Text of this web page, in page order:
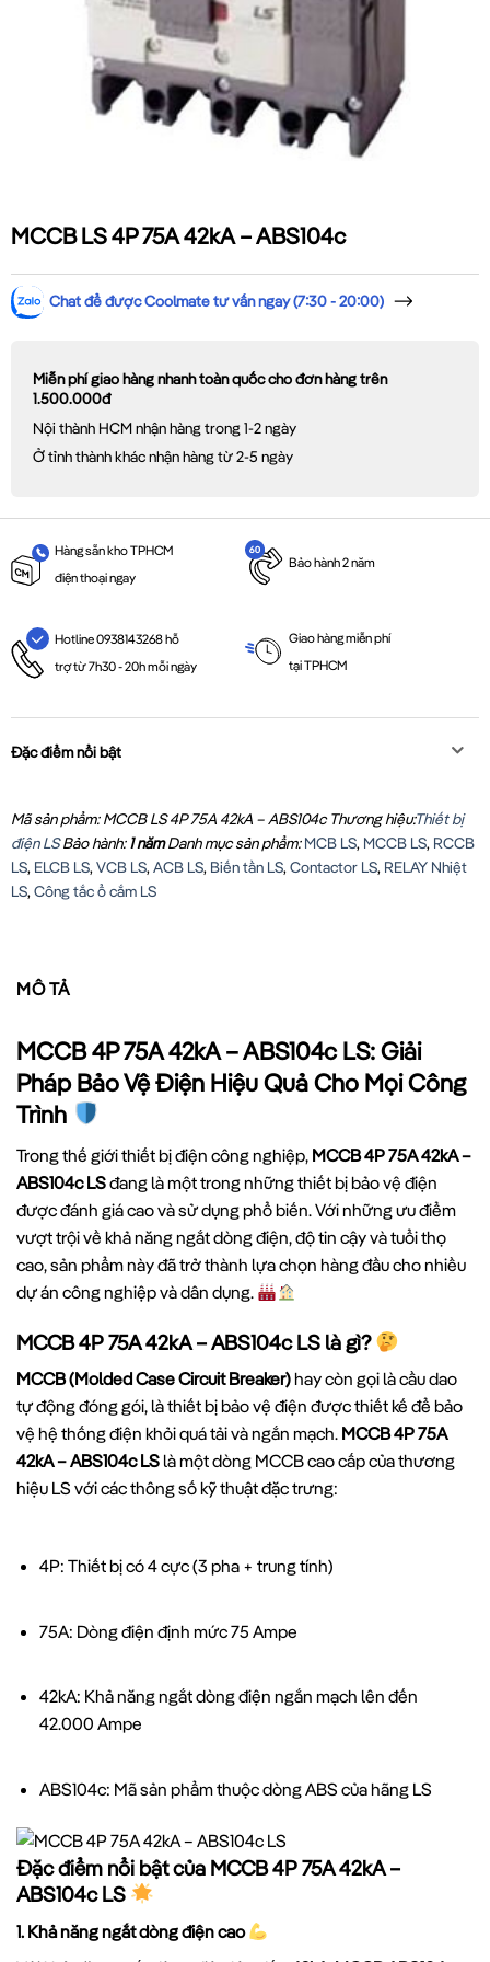
MCCB LS 4P 75A 42kA – ABS104c
Chat để được Coolmate tư vấn ngay (7:30 - 20:00)
Miễn phí giao hàng nhanh toàn quốc cho đơn hàng trên
1.500.000đ
Nội thành HCM nhận hàng trong 1-2 ngày
Ở tỉnh thành khác nhận hàng từ 2-5 ngày
Hàng sẵn kho TPHCM
điện thoại ngay
Bảo hành 2 năm
Hotline 0938143268 hỗ
trợ từ 7h30 - 20h mỗi ngày
Giao hàng miễn phí
tại TPHCM
Đặc điểm nổi bật
Mã sản phẩm: MCCB LS 4P 75A 42kA – ABS104cThương hiệu:Thiết bị
điện LS Bảo hành:1 nămDanh mục sản phẩm:MCB LS, MCCB LS, RCCB
LS, ELCB LS,VCB LS,ACB LS, Biến tần LS,Contactor LS, RELAY Nhiệt
LS,Công tắc ổ cắm LS
MÔ TẢ
MCCB 4P 75A 42kA – ABS104c LS: Giải
Pháp Bảo Vệ Điện Hiệu Quả Cho Mọi Công
Trình
Trong thế giới thiết bị điện công nghiệp, MCCB 4P 75A 42kA –
ABS104c LSđang là một trong những thiết bị bảo vệ điện
được đánh giá cao và sử dụng phổ biến. Với những ưu điểm
vượt trội về khả năng ngắt dòng điện, độ tin cậy và tuổi thọ
cao, sản phẩm này đã trở thành lựa chọn hàng đầu cho nhiều
dự án công nghiệp và dân dụng.
MCCB 4P 75A 42kA – ABS104c LS là gì?
MCCB (Molded Case Circuit Breaker)hay còn gọi là cầu dao
tự động đóng gói, là thiết bị bảo vệ điện được thiết kế để bảo
vệ hệ thống điện khỏi quá tải và ngắn mạch. MCCB 4P 75A
42kA – ABS104c LS là một dòng MCCB cao cấp của thương
hiệu LS với các thông số kỹ thuật đặc trưng:
4P: Thiết bị có 4 cực (3 pha + trung tính)
75A: Dòng điện định mức 75 Ampe
42kA: Khả năng ngắt dòng điện ngắn mạch lên đến
42.000 Ampe
ABS104c: Mã sản phẩm thuộc dòng ABS của hãng LS
Đặc điểm nổi bật của MCCB 4P 75A 42kA –
ABS104c LS
1. Khả năng ngắt dòng điện cao